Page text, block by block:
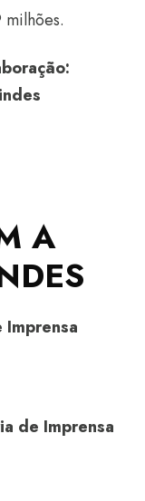
A
de Imprensa